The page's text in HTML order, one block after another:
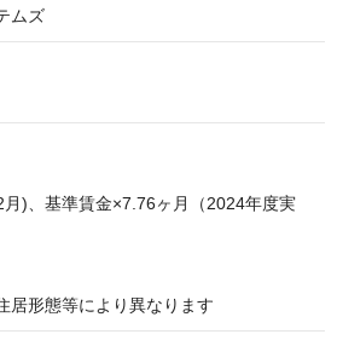
ムズ
)、基準賃金×7.76ヶ月（2024年度実
居形態等により異なります